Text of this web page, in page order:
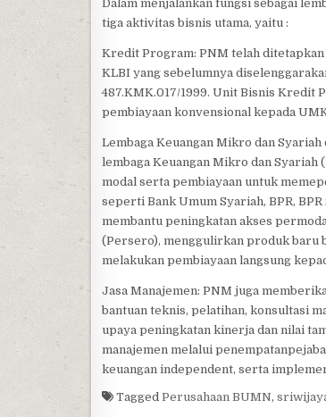
Dalam menjalankan fungsi sebagai
tiga aktivitas bisnis utama, yaitu :
Kredit Program: PNM telah
KLBI yang sebelumnya
487.KMK.017/1999. Unit Bisnis Kredit
pembiayaan konvensional kepada
Lembaga Keuangan Mikro dan
lembaga Keuangan Mikro dan Syariah
modal serta pembiayaan untuk
seperti Bank Umum Syariah, BPR,
membantu peningkatan akses
(Persero), menggulirkan produk baru
melakukan pembiayaan langsung
Jasa Manajemen: PNM juga
bantuan teknis, pelatihan, konsultasi
upaya peningkatan kinerja dan nilai
manajemen melalui
keuangan independent, serta
Tagged Perusahaan BUMN,